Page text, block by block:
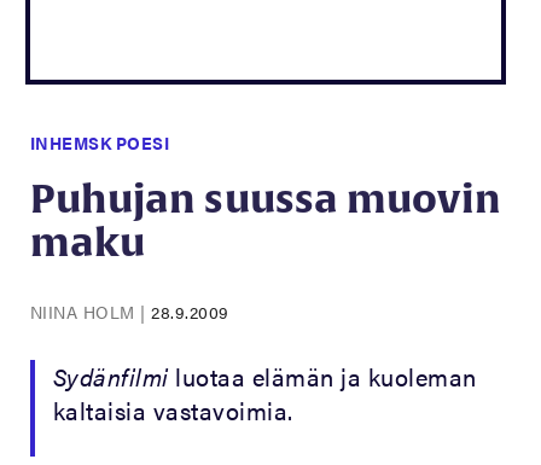
INHEMSK POESI
Puhujan suussa muovin
maku
NIINA HOLM |28.9.2009
Sydänfilmi luotaa elämän ja kuoleman
kaltaisia vastavoimia.